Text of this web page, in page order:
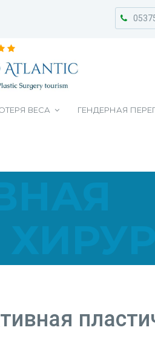
ВЕСА ГЕНДЕРНАЯ